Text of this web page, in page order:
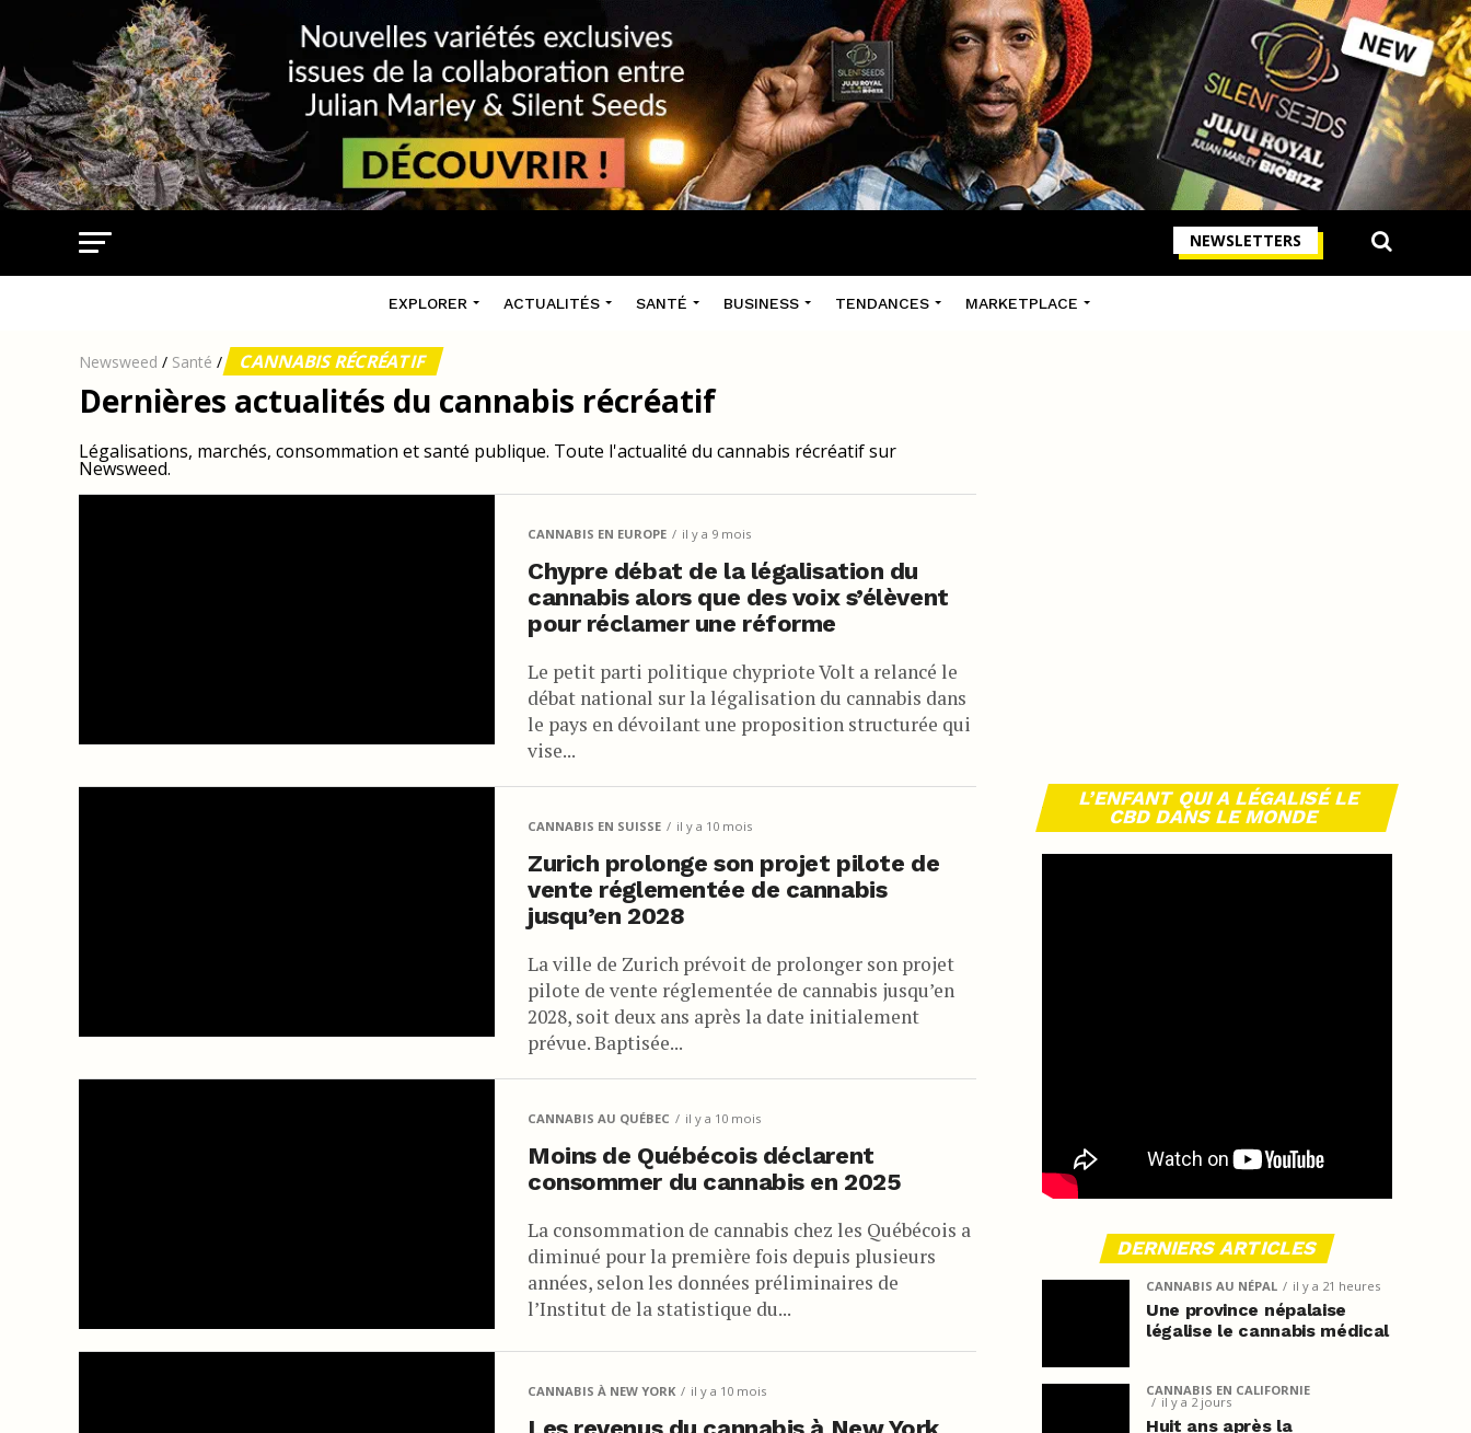
NEWSLETTERS
EXPLORER ACTUALITÉS SANTÉ BUSINESS TENDANCES MARKETPLACE
Newsweed / Santé / CANNABIS RÉCRÉATIF
Dernières actualités du cannabis récréatif
Légalisations, marchés, consommation et santé publique. Toute l'actualité du cannabis récréatif sur
Newsweed.
CANNABIS EN EUROPE il y a 9 mois
Chypre débat de la légalisation du
cannabis alors que des voix s’élèvent
pour réclamer une réforme
Le petit parti politique chypriote Volt a relancé le
débat national sur la légalisation du cannabis dans
le pays en dévoilant une proposition structurée qui
vise...
CANNABIS EN SUISSE il y a 10 mois
Zurich prolonge son projet pilote de
vente réglementée de cannabis
jusqu’en 2028
La ville de Zurich prévoit de prolonger son projet
pilote de vente réglementée de cannabis jusqu’en
2028, soit deux ans après la date initialement
prévue. Baptisée...
CANNABIS AU QUÉBEC il y a 10 mois
Moins de Québécois déclarent
consommer du cannabis en 2025
La consommation de cannabis chez les Québécois a
diminué pour la première fois depuis plusieurs
années, selon les données préliminaires de
l’Institut de la statistique du...
CANNABIS À NEW YORK il y a 10 mois
L’ENFANT QUI A LÉGALISÉ LE
CBD DANS LE MONDE
DERNIERS ARTICLES
CANNABIS AU NÉPAL il y a 21 heures
Une province népalaise
légalise le cannabis médical
CANNABIS EN CALIFORNIE
il y a 2 jours
Huit ans après la